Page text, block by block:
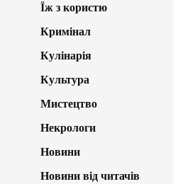
Їж з користю
Кримінал
Кулінарія
Культура
Мистецтво
Некрологи
Новини
Новини від читачів